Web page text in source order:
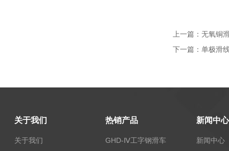
上一篇： 无氧铜
下一篇： 单极滑
关于我们
关于我们
热销产品
GHD-Ⅳ工字钢滑车
新闻中心
新闻中心